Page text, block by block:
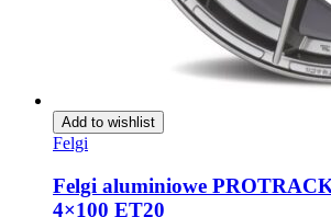
Add to wishlist
Felgi
Felgi aluminiowe
4×100 ET20